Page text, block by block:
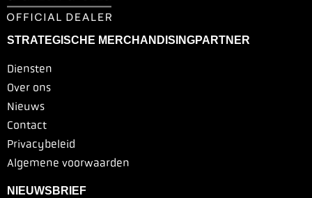
STRATEGISCHE MERCHANDISINGPARTNER
Diensten
Over ons
Nieuws
Contact
Privacybeleid
Algemene voorwaarden
NIEUWSBRIEF